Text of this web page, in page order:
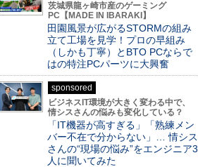
茨城県龍ヶ崎市産のゲーミング
PC【MADE IN IBARAKI】
田園風景が広がるSTORMの組み
立て工場を見学！プロの早組み
（しかも丁寧）とBTO PCならで
はの特注PCパーツに大興奮
sponsored
ビジネスIT環境が大きく変わる中で、
情シスさんの悩みも変化している？
「IT機器が高すぎる」「熟練メン
バー不在で分からない」… 情シス
さんの“現場の悩み”をエンジニア3
人に聞いてみた